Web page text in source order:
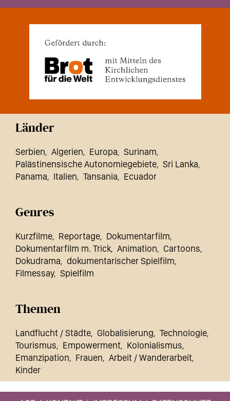
Länder
Serbien Algerien Europa
Surinam
Palästinensische Autonomiegebiete Sri Lanka
Panama
Italien Tansania Ecuador
Genres
Kurzfilme Reportage
Dokumentarfilm
Dokumentarfilm m. Trick Animation
Cartoons
Dokudrama
dokumentarischer Spielfilm
Filmessay Spielfilm
Themen
Landflucht / Städte Globalisierung
Technologie
Tourismus
Empowerment
Kolonialismus
Emanzipation
Frauen
Arbeit / Wanderarbeit
Kinder